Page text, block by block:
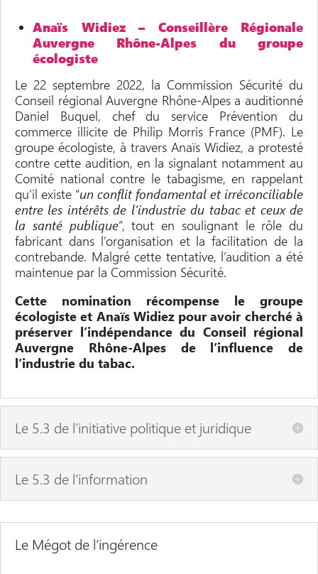
Anaïs Widiez – Conseillère Régionale
Auvergne Rhône-Alpes du groupe
écologiste
Le 22 septembre 2022, la Commission Sécurité du
Conseil régional Auvergne Rhône-Alpes a auditionné
Daniel Buquel, chef du service Prévention du
commerce illicite de Philip Morris France (PMF). Le
groupe écologiste, à travers Anaïs Widiez, a protesté
contre cette audition, en la signalant notamment au
Comité national contre le tabagisme, en rappelant
qu’il existe “un conflit fondamental et irréconciliable
entre les intérêts de l’industrie du tabac et ceux de
la santé publique”, tout en soulignant le rôle du
fabricant dans l’organisation et la facilitation de la
contrebande. Malgré cette tentative, l’audition a été
maintenue par la Commission Sécurité.
Cette nomination récompense le groupe
écologiste et Anaïs Widiez pour avoir cherché à
préserver l’indépendance du Conseil régional
Auvergne Rhône-Alpes de l’influence de
l’industrie du tabac.
Le 5.3 de l’initiative politique et juridique
Le 5.3 de l’information
Le Mégot de l’ingérence